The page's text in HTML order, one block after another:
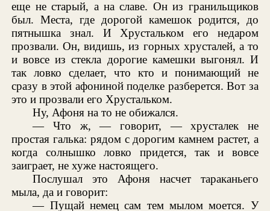
еще не старый, а на славе. Он из гранильщиков
был. Места, где дорогой камешок родится, до
пятнышка знал. И Хрустальком его недаром
прозвали. Он, видишь, из горных хрусталей, а то
и вовсе из стекла дорогие камешки выгонял. И
так ловко сделает, что кто и понимающий не
сразу в этой афониной поделке разберется. Вот за
это и прозвали его Хрустальком.
Ну, Афоня на то не обижался.
— Что ж, — говорит, — хрусталек не
простая галька: рядом с дорогим камнем растет, а
когда солнышко ловко придется, так и вовсе
заиграет, не хуже настоящего.
Послушал это Афоня насчет тараканьего
мыла, да и говорит:
— Пущай немец сам тем мылом моется. У